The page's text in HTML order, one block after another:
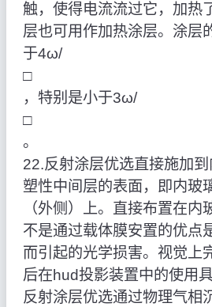
触，使得电流流过它，加热
层也可用作加热涂层。涂层
于4ω/
□
，特别是小于3ω/
□
。
22.反射涂层优选直接施加
塑性中间层的表面，即内玻
（外侧）上。直接布置在内
不是通过载体膜安置的优点
而引起的光学损害。视觉上
后在hud投影装置中的使用
反射涂层优选通过物理气相